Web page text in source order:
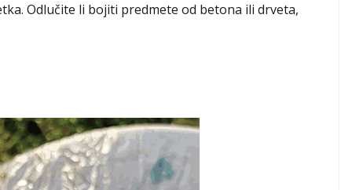
Odlučite li bojiti predmete od betona ili drveta,